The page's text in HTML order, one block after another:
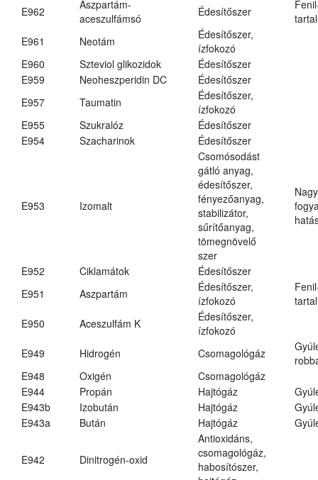
E962
Aszpartám-
aceszulfámsó
Édesítőszer
E961
Neotám
Édesítőszer,
ízfokozó
E960
Szteviol glikozidok
Édesítőszer
E959
Neoheszperidin DC
Édesítőszer
E957
Taumatin
Édesítőszer,
ízfokozó
E955
Szukralóz
Édesítőszer
E954
Szacharinok Édesítőszer
E953 Izomalt
Csomósodást
gátló anyag,
édesítőszer,
fényezőanyag,
stabilizátor,
sűrítőanyag,
tömegnövelő
szer
E952 Ciklamátok
Édesítőszer
E951
Aszpartám
Édesítőszer,
ízfokozó
E950
Aceszulfám K
Édesítőszer,
ízfokozó
E949
Hidrogén Csomagológáz
E948
Oxigén
Csomagológáz
E944
Propán Hajtógáz
E943b
Izobután Hajtógáz
E943a
Bután Hajtógáz
E942 Dinitrogén-oxid
Antioxidáns,
csomagológáz,
habosítószer,